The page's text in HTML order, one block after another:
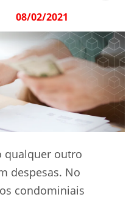
08/02/2021
qualquer outro
despesas. No
condominiais